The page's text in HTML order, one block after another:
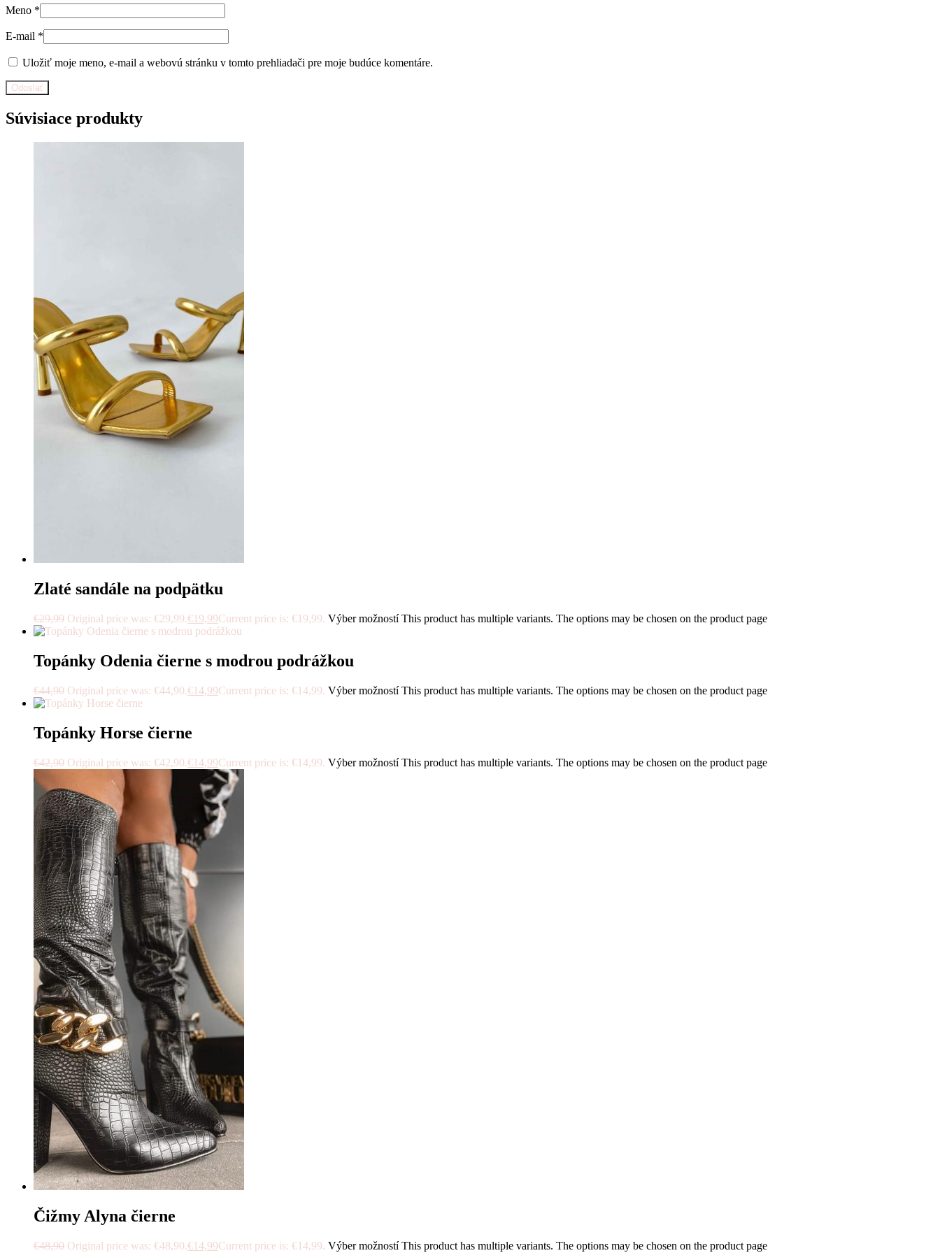
Meno *
E-mail *
Uložiť moje meno, e-mail a webovú stránku v tomto prehliadači pre moje budúce komentáre.
Súvisiace produkty
Zlaté sandále na podpätku
€29,99 Original price was: €29,99.€19,99Current price is: €19,99. Výber možností This product has multiple variants. The options may be chosen on the product page
Topánky Odenia čierne s modrou podrážkou
€44,90 Original price was: €44,90.€14,99Current price is: €14,99. Výber možností This product has multiple variants. The options may be chosen on the product page
Topánky Horse čierne
€42,90 Original price was: €42,90.€14,99Current price is: €14,99. Výber možností This product has multiple variants. The options may be chosen on the product page
Čižmy Alyna čierne
€48,90 Original price was: €48,90.€14,99Current price is: €14,99. Výber možností This product has multiple variants. The options may be chosen on the product page